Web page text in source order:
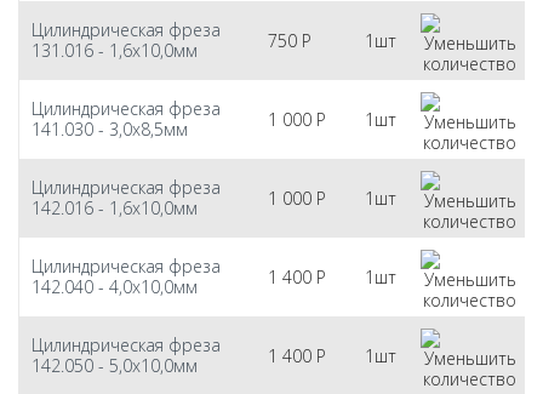
Цилиндрическая фреза
131.016 - 1,6х10,0мм
750 Р 1шт
Цилиндрическая фреза
141.030 - 3,0х8,5мм
1 000 Р 1шт
Цилиндрическая фреза
142.016 - 1,6х10,0мм
1 000 Р 1шт
Цилиндрическая фреза
142.040 - 4,0х10,0мм
1 400 Р 1шт
Цилиндрическая фреза
142.050 - 5,0х10,0мм
1 400 Р 1шт